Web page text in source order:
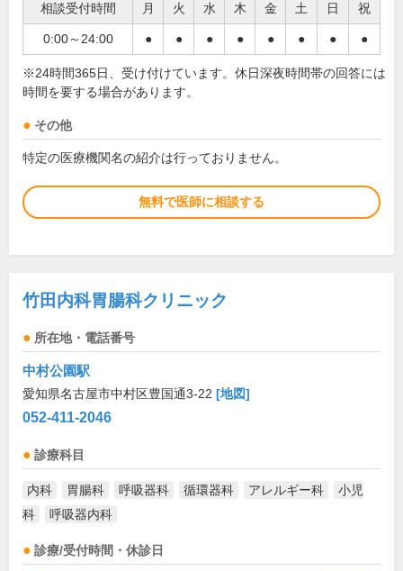
相談受付時間 月 火 水 木 金 土 日 祝
0:00～24:00 ● ● ● ● ● ● ● ●
※24時間365日、受け付けています。休日深夜時間帯の回答には
時間を要する場合があります。
その他
特定の医療機関名の紹介は行っておりません。
無料で医師に相談する
竹田内科胃腸科クリニック
所在地・電話番号
中村公園駅
愛知県名古屋市中村区豊国通3-22 [地図]
052-411-2046
診療科目
内科 胃腸科 呼吸器科 循環器科 アレルギー科
小児
科
呼吸器内科
診療/受付時間・休診日